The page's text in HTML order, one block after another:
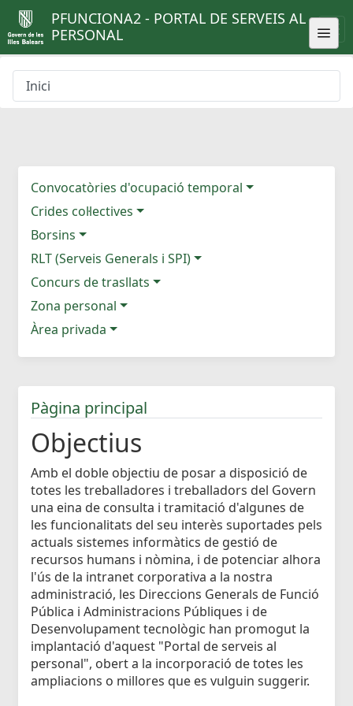
PFUNCIONA2 - PORTAL DE SERVEIS AL
PERSONAL
Inici
Convocatòries d'ocupació temporal
Crides col·lectives
Borsins
RLT (Serveis Generals i SPI)
Concurs de trasllats
Zona personal
Àrea privada
Pàgina principal
Objectius
Amb el doble objectiu de posar a disposició de
totes les treballadores i treballadors del Govern
una eina de consulta i tramitació d'algunes de
les funcionalitats del seu interès suportades pels
actuals sistemes informàtics de gestió de
recursos humans i nòmina, i de potenciar alhora
l'ús de la intranet corporativa a la nostra
administració, les Direccions Generals de Funció
Pública i Administracions Públiques i de
Desenvolupament tecnològic han promogut la
implantació d'aquest "Portal de serveis al
personal", obert a la incorporació de totes les
ampliacions o millores que es vulguin suggerir.